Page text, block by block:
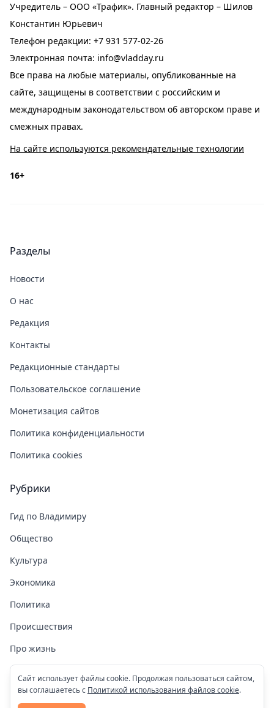
Учредитель – ООО «Трафик». Главный редактор – Шилов
Константин Юрьевич
Телефон редакции: +7 931 577-02-26
Электронная почта: info@vladday.ru
Все права на любые материалы, опубликованные на
сайте, защищены в соответствии с российским и
международным законодательством об авторском праве и
смежных правах.
На сайте используются рекомендательные технологии
16+
Разделы
Новости
О нас
Редакция
Контакты
Редакционные стандарты
Пользовательское соглашение
Монетизация сайтов
Политика конфиденциальности
Политика cookies
Рубрики
Гид по Владимиру
Общество
Культура
Экономика
Политика
Происшествия
Про жизнь
Здоровье
COVID-19
Сайт использует файлы cookie. Продолжая пользоваться сайтом,
вы соглашаетесь с Политикой использования файлов cookie.